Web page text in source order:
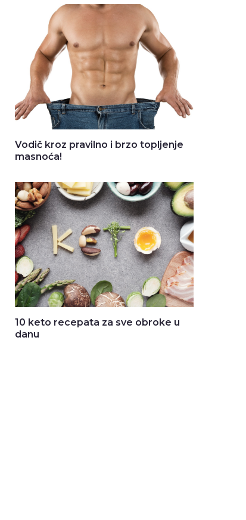
Vodič kroz pravilno i brzo topljenje
masnoća!
10 keto recepata za sve obroke u
danu